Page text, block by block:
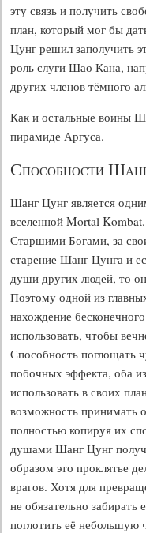
эту связь и получить
план, который мог бы
Цунг решил заполучить
роль слуги Шао Кана,
других членов тёмного
Как и остальные воины
пирамиде Аргуса.
Способности
Шанг Цунг является
вселенной Mortal
Старшими Богами, за
старение Шанг Цунга и
души других людей, то
Поэтому одной из
нахождение
использовать, чтобы
Способность поглощать
побочных эффекта, оба
использовать в своих
возможность принимать
полностью копируя их
душами Шанг Цунг
образом это проклятье
врагов. Хотя для
не обязательно
поглотить её небольшую